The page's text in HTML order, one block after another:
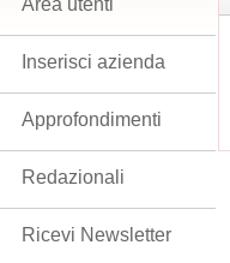
Area utenti
Inserisci azienda
Approfondimenti
Redazionali
Ricevi Newsletter